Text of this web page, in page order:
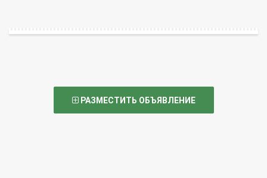
РАЗМЕСТИТЬ ОБЪЯВЛЕНИЕ